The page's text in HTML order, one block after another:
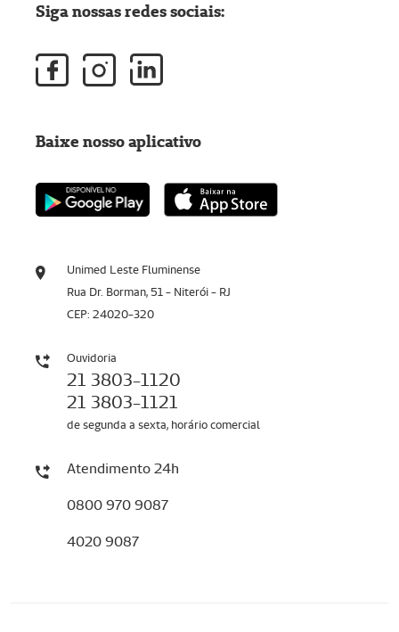
Unimed Leste Fluminense
Rua Dr. Borman, 51 - Niterói - RJ
CEP: 24020-320
Ouvidoria
21 3803-1120
21 3803-1121
de segunda a sexta, horário comercial
Atendimento 24h
0800 970 9087
4020 9087
Siga nossas redes sociais:
Baixe nosso aplicativo